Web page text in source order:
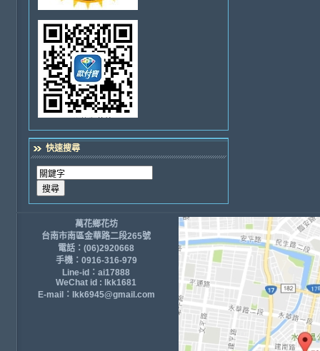
快速搜尋
萬花鄉花坊
台南市南區金華路二段265號
電話：(06)2920668
手機：0916-316-979
Line-id：ai17888
WeChat id : lkk1681
E-mail：lkk6945@gmail.com